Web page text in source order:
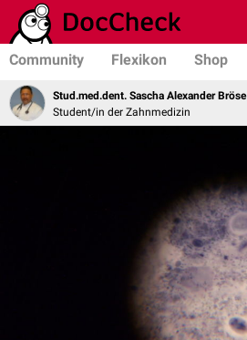
Community Flexikon Shop
Stud.med.dent. Sascha Alexander Bröse
Student/in der Zahnmedizin